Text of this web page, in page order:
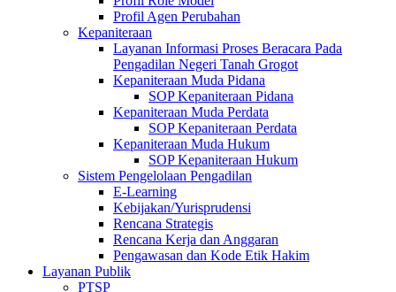
Profil Agen Perubahan
Kepaniteraan
Layanan Informasi Proses Beracara Pada
Pengadilan Negeri Tanah Grogot
Kepaniteraan Muda Pidana
SOP Kepaniteraan Pidana
Kepaniteraan Muda Perdata
SOP Kepaniteraan Perdata
Kepaniteraan Muda Hukum
SOP Kepaniteraan Hukum
Sistem Pengelolaan Pengadilan
E-Learning
Kebijakan/Yurisprudensi
Rencana Strategis
Rencana Kerja dan Anggaran
Pengawasan dan Kode Etik Hakim
Layanan Publik
PTSP